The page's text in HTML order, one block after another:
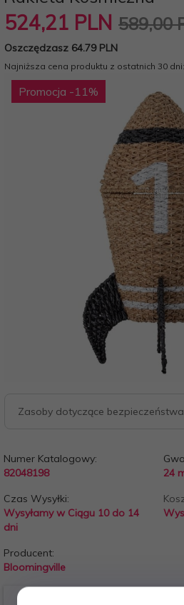
524,21 PLN 589,00
Oszczędzasz 64.79 PLN
Najniższa cena produktu z ostatnich 30 dni:
Promocja -11%
Zasoby dotyczące
Numer Katalogowy:
82048198
24
Czas Wysyłki:
Wysyłamy w Ciągu 10 do 14
dni
Producent:
Bloomingville